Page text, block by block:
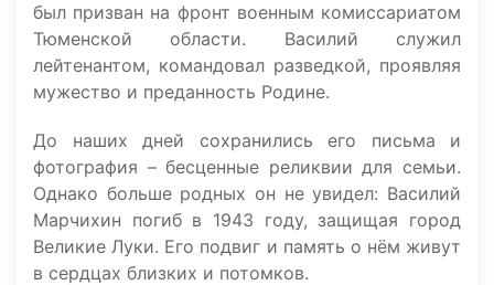
был призван на фронт военным комиссариатом
Тюменской области. Василий служил
лейтенантом, командовал разведкой, проявляя
мужество и преданность Родине.
До наших дней сохранились его письма и
фотография – бесценные реликвии для семьи.
Однако больше родных он не увидел: Василий
Марчихин погиб в 1943 году, защищая город
Великие Луки. Его подвиг и память о нём живут
в сердцах близких и потомков.